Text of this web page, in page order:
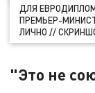
ДЛЯ
ПРЕМЬЕР-
ЛИЧНО //
"Это не